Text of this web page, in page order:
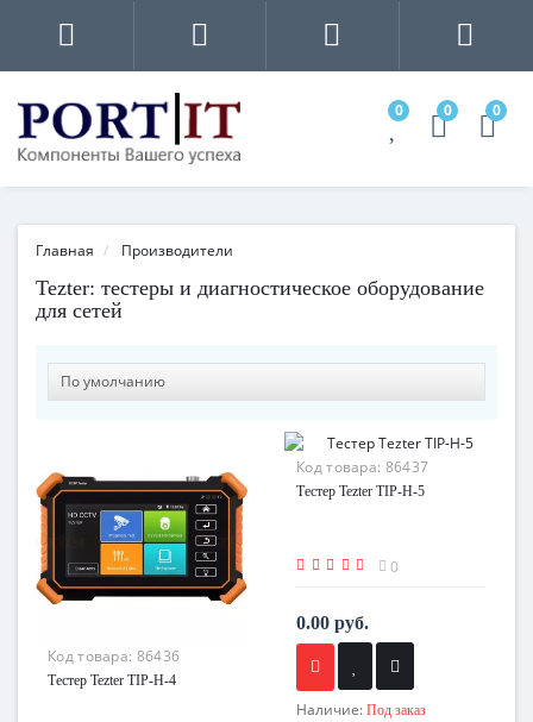
0 0 0
Главная Производители
Tezter: тестеры и диагностическое оборудование
для сетей
Код товара: 86436
Тестер Tezter TIP-H-4
Код товара: 86437
Тестер Tezter TIP-H-5
0
0.00 руб.
Наличие: Под заказ